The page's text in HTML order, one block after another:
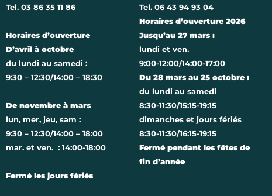
Tel. 03 86 35 11 86
Horaires d’ouverture
D’avril à octobre
du lundi au samedi :
9:30 – 12:30/14:00 – 18:30
De novembre à mars
lun, mer, jeu, sam :
9:30 – 12:30/14:00 – 18:00
mar. et ven. : 14:00-18:00
Fermé les jours fériés
Tel. 06 43 94 93 04
Horaires d’ouverture 2026
Jusqu’au 27 mars :
lundi et ven.
9:00-12:00/14:00-17:00
Du 28 mars au 25 octobre :
du lundi au samedi
8:30-11:30/15:15-19:15
dimanches et jours fériés
8:30-11:30/16:15-19:15
Fermé pendant les fêtes de
fin d’année